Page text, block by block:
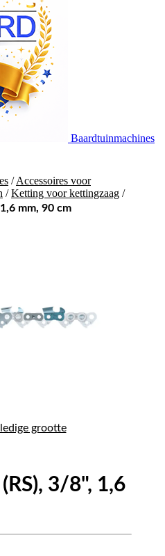
Baardtuinmachines
/Accessoires voor
/Ketting voor kettingzaag /
mm, 90 cm
grootte
3/8", 1,6